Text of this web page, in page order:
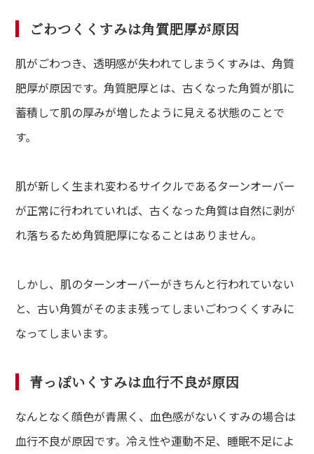
ごわつくくすみは角質肥厚が原因
肌がごわつき、透明感が失われてしまうくすみは、角質
肥厚が原因です。角質肥厚とは、古くなった角質が肌に
蓄積して肌の厚みが増したように見える状態のことで
す。
肌が新しく生まれ変わるサイクルであるターンオーバー
が正常に行われていれば、古くなった角質は自然に剥が
れ落ちるため角質肥厚になることはありません。
しかし、肌のターンオーバーがきちんと行われていない
と、古い角質がそのまま残ってしまいごわつくくすみに
なってしまいます。
青っぽいくすみは血行不良が原因
なんとなく顔色が青黒く、血色感がないくすみの場合は
血行不良が原因です。冷え性や運動不足、睡眠不足によ